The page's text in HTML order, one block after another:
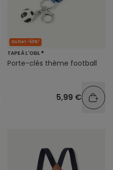
Outlet -50%*
TAPE À L'OEIL ®
Porte-clés thème football
5,99 €